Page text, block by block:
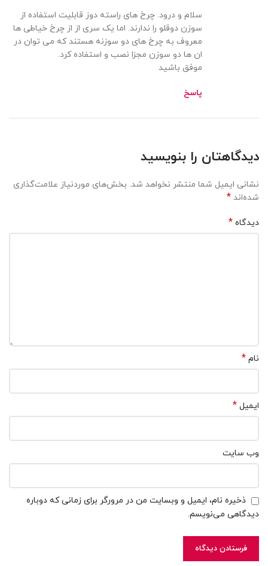
سلام و درود. چرخ های راسته دوز قابلیت استفاده از
سوزن دوقلو را ندارند. اما یک سری از از چرخ خیاطی ها
معروف به چرخ های دو سوزنه هستند که می توان در
ان ها دو سوزن مجزا نصب و استفاده کرد.
موفق باشید
پاسخ
دیدگاهتان را بنویسید
نشانی ایمیل شما منتشر نخواهد شد. بخش‌های موردنیاز علامت‌گذاری
شده‌اند *
دیدگاه *
نام *
ایمیل *
وب‌ سایت
ذخیره نام، ایمیل و وبسایت من در مرورگر برای زمانی که دوباره
دیدگاهی می‌نویسم.